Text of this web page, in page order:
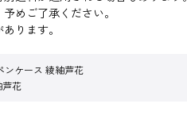
めご了承ください。
ります。
ンケース 綾紬芦花
芦花